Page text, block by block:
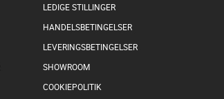
LEDIGE STILLINGER
HANDELSBETINGELSER
LEVERINGSBETINGELSER
SHOWROOM
COOKIEPOLITIK